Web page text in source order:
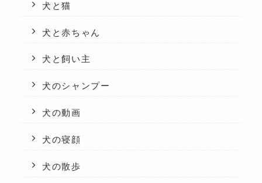
犬と猫
犬と赤ちゃん
犬と飼い主
犬のシャンプー
犬の動画
犬の寝顔
犬の散歩